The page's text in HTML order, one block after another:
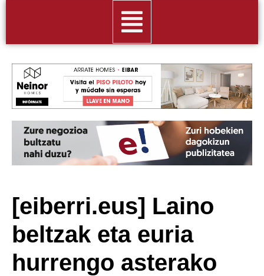
[eiberri.eus] Laino
beltzak eta euria
hurrengo asterako